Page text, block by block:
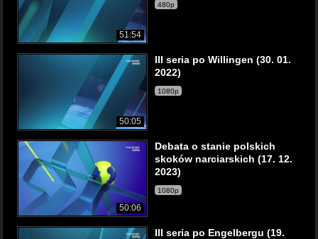
51:54
480p
50:05
III seria po Willingen (30. 01.
2022)
1080p
50:06
Debata o stanie polskich
skoków narciarskich (17. 12.
2023)
1080p
III seria po Engelbergu (19.